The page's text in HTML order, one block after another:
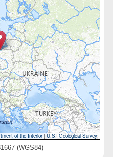
of the Interior|U.S. Geological Survey
(WGS84)